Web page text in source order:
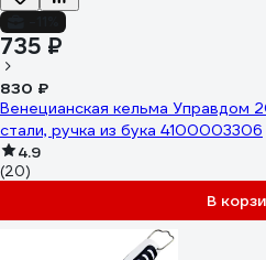
735 ₽
830 ₽
Венецианская кельма
стали, ручка из бука 4100003306
4.9
(20)
В